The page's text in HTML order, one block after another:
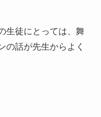
生徒にとっては、舞
の話が先生からよく